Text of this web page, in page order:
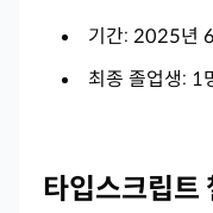
기간: 2025년
최종 졸업생: 1
타입스크립트